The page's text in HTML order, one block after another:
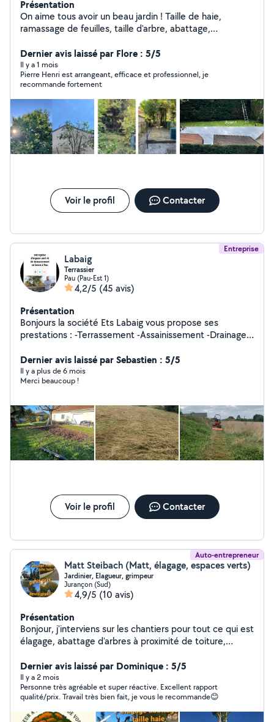
Présentation
On aime tous avoir un beau jardin ! Taille de haie,
ramassage de feuilles, taille d'arbre, abattage,
évacuation en tout genre. Nettoyage de terrasse &
gouttières. Entièrement à votre écoute ! A très vite (
merci de ne pas me laisser d'avis si vous ne m'avez pas
vu à l'œuvre).
Dernier avis laissé par Flore : 5/5
Il y a 1 mois
Pierre Henri est arrangeant, efficace et professionnel, je
recommande fortement
Voir le profil Contacter
Entreprise
Labaig
Terrassier
Pau (Pau-Est 1)
4,2/5 (45 avis)
Présentation
Bonjours la société Ets Labaig vous propose ses
prestations : -Terrassement -Assainissement -Drainage -
réalisation en cailloux cours d'accès/parking chemin
carrossable.. -Démolition -Dépannage
canalisation/assainissement 24/24-7/7 -entretien des
-Étudie toute demande Déplacement et devis gratuit
Possibilité faciliter de paiement ! Chèque cesu accepté
! Société agrée au Crédits impôts 50% !
Dernier avis laissé par Sebastien : 5/5
Il y a plus de 6 mois
Merci beaucoup !
Voir le profil Contacter
Auto-entrepreneur
Matt Steibach (Matt, élagage, espaces verts)
Jardinier, Elagueur, grimpeur
Jurançon (Sud)
4,9/5 (10 avis)
Présentation
Bonjour, j'interviens sur les chantiers pour tout ce qui est
élagage, abattage d'arbres à proximité de toiture,
Haie d arbres dangereux et je peux faire aussi tout ce
qui est homme toute main
Dernier avis laissé par Dominique : 5/5
Il y a 2 mois
Personne très agréable et super réactive. Excellent rapport
qualité/prix. Travail très bien fait, je vous le recommande😊